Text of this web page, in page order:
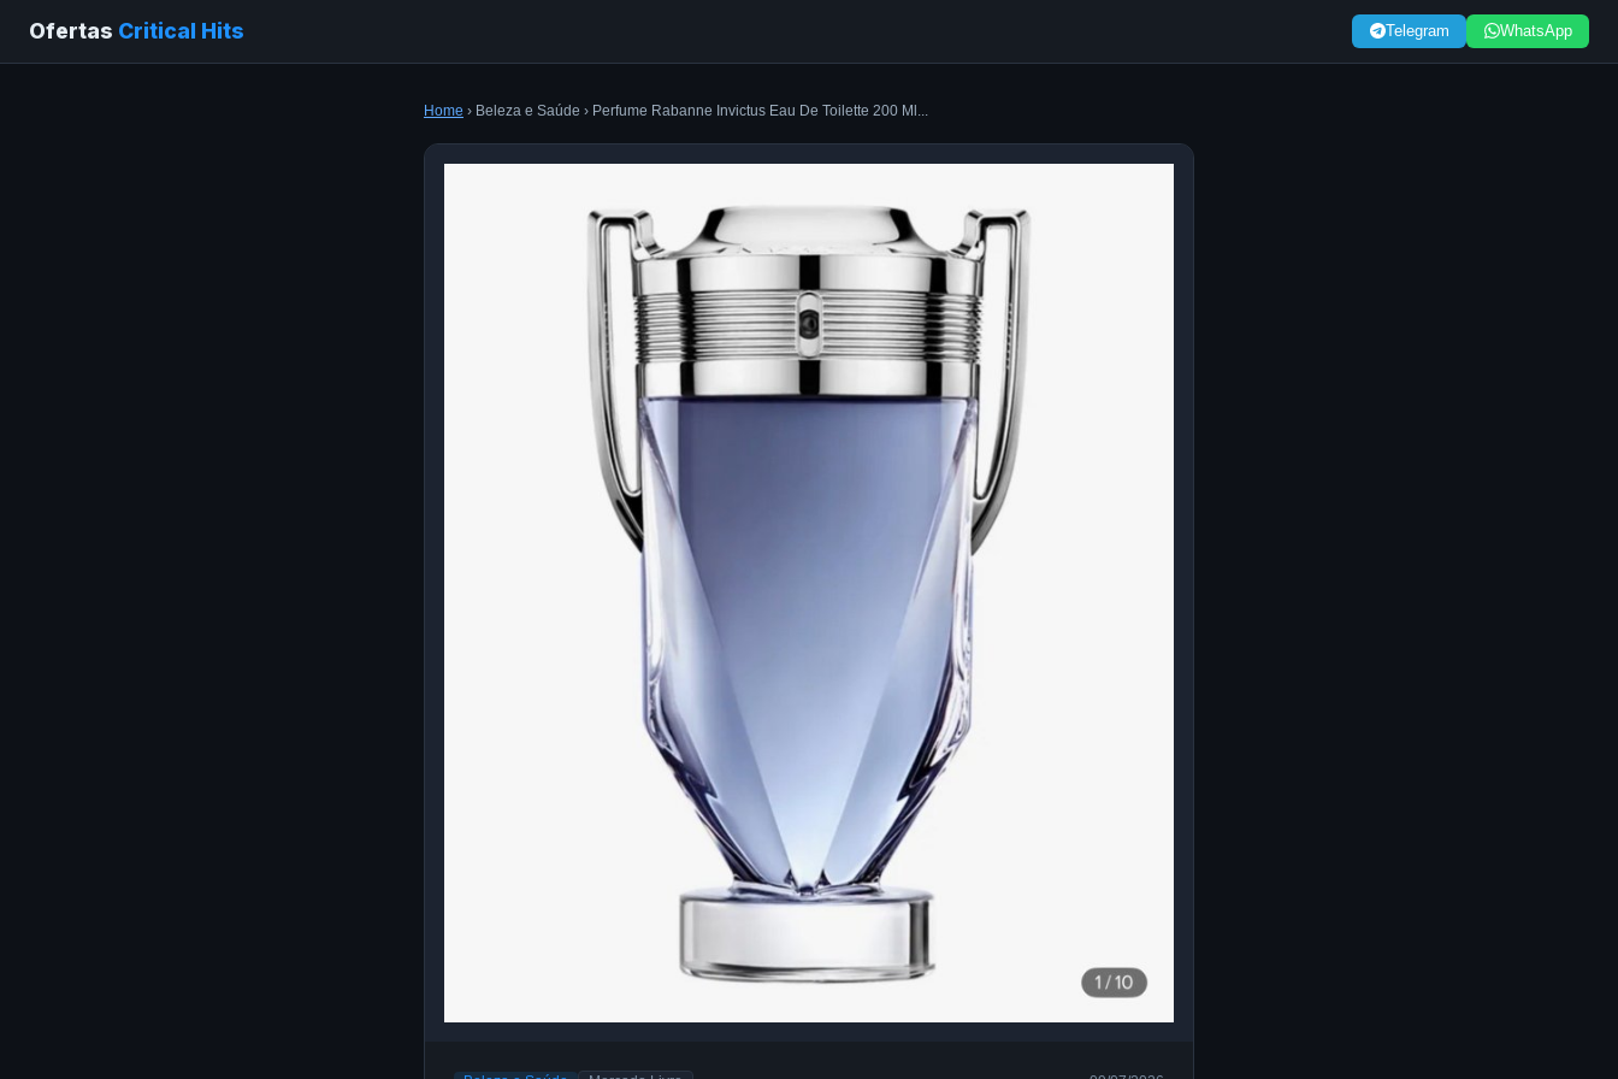
Ofertas Critical Hits Telegram WhatsApp
Home › Beleza e Saúde › Perfume Rabanne Invictus Eau De Toilette 200 Ml...